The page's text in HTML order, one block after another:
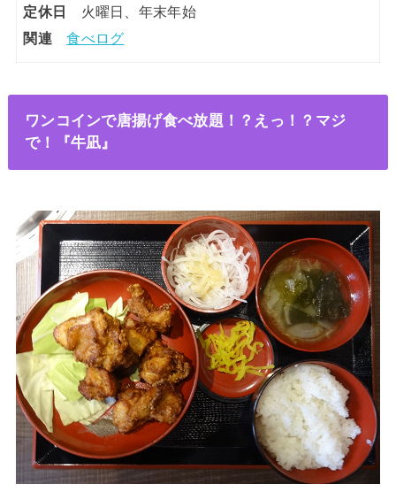
定休日
火曜日、年末年始
関連
食べログ
ワンコインで唐揚げ食べ放題！？えっ！？マジ
で！『牛凪』